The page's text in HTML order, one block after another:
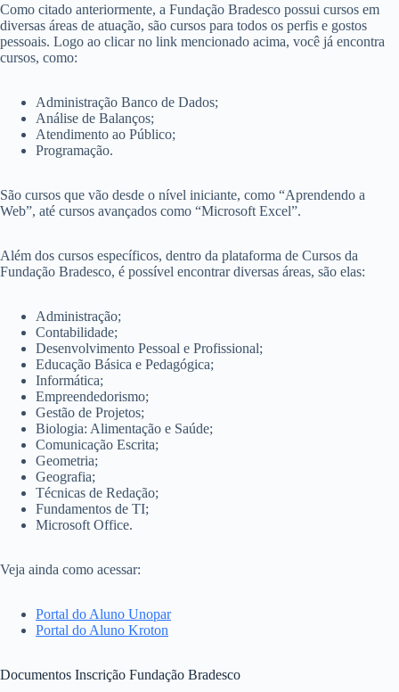
Como citado anteriormente, a Fundação Bradesco possui cursos em
diversas áreas de atuação, são cursos para todos os perfis e gostos
pessoais. Logo ao clicar no link mencionado acima, você já encontra
cursos, como:
Administração Banco de Dados;
Análise de Balanços;
Atendimento ao Público;
Programação.
São cursos que vão desde o nível iniciante, como “Aprendendo a
Web”, até cursos avançados como “Microsoft Excel”.
Além dos cursos específicos, dentro da plataforma de Cursos da
Fundação Bradesco, é possível encontrar diversas áreas, são elas:
Administração;
Contabilidade;
Desenvolvimento Pessoal e Profissional;
Educação Básica e Pedagógica;
Informática;
Empreendedorismo;
Gestão de Projetos;
Biologia: Alimentação e Saúde;
Comunicação Escrita;
Geometria;
Geografia;
Técnicas de Redação;
Fundamentos de TI;
Microsoft Office.
Veja ainda como acessar:
Portal do Aluno Unopar
Portal do Aluno Kroton
Documentos Inscrição Fundação Bradesco